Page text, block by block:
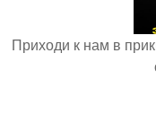
Приходи к нам в